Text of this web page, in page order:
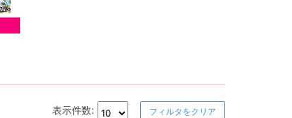
表示件数: フィルタをクリア